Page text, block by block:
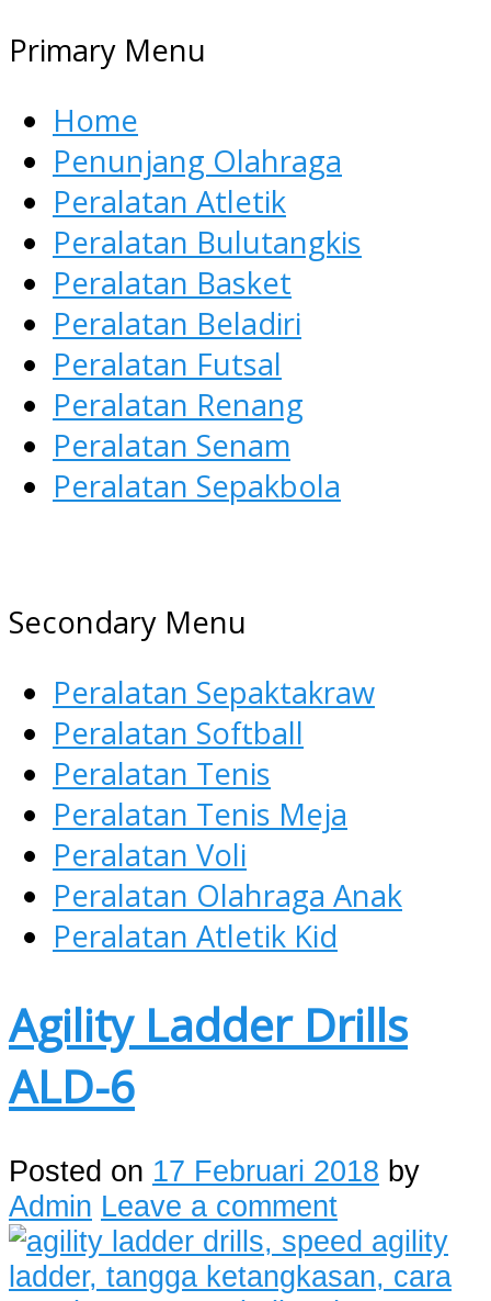
Primary Menu
Home
Penunjang Olahraga
Peralatan Atletik
Peralatan Bulutangkis
Peralatan Basket
Peralatan Beladiri
Peralatan Futsal
Peralatan Renang
Peralatan Senam
Peralatan Sepakbola
AGEN ALAT OLAHRAGA
Menyediakan Alat Olahraga
Secondary Menu
Peralatan Sepaktakraw
Peralatan Softball
Peralatan Tenis
Peralatan Tenis Meja
Peralatan Voli
Peralatan Olahraga Anak
Peralatan Atletik Kid
Agility Ladder Drills
ALD-6
Posted on 17 Februari 2018 by
Admin Leave a comment